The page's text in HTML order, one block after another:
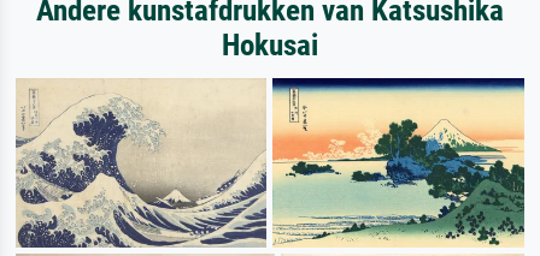
Andere kunstafdrukken van Katsushika
Hokusai